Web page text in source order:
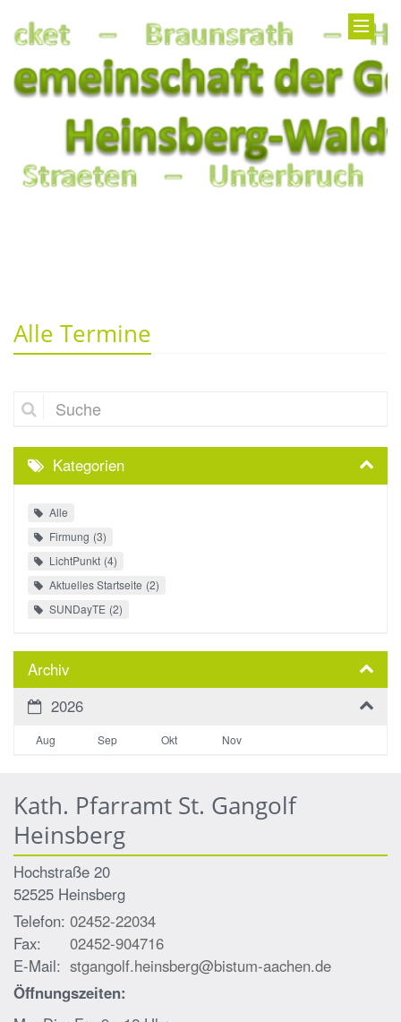
Alle Termine
Suche
Kategorien
Alle
Firmung 3
LichtPunkt 4
Aktuelles Startseite 2
SUNDayTE 2
Archiv
2026
Aug Sep Okt Nov
Kath. Pfarramt St. Gangolf
Heinsberg
Hochstraße 20
52525 Heinsberg
Telefon: 02452-22034
Fax:
02452-904716
E-Mail: stgangolf.heinsberg@bistum-aachen.de
Öffnungszeiten: